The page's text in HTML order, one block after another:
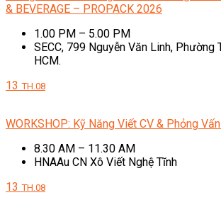
& BEVERAGE – PROPACK 2026
1.00 PM – 5.00 PM
SECC, 799 Nguyễn Văn Linh, Phường
HCM.
13 TH.08
WORKSHOP: Kỹ Năng Viết CV & Phỏng
8.30 AM – 11.30 AM
HNAAu CN Xô Viết Nghệ Tĩnh
13 TH.08